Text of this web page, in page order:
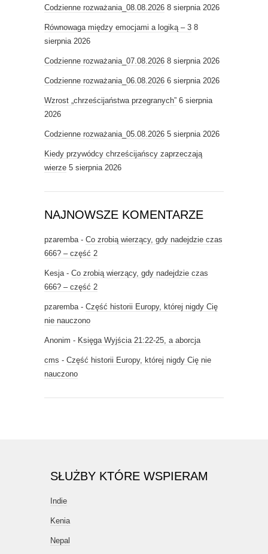
Codzienne rozważania_08.08.2026 8 sierpnia 2026
Równowaga między emocjami a logiką – 3 8
sierpnia 2026
Codzienne rozważania_07.08.2026 8 sierpnia 2026
Codzienne rozważania_06.08.2026 6 sierpnia 2026
Wzrost „chrześcijaństwa przegranych” 6 sierpnia
2026
Codzienne rozważania_05.08.2026 5 sierpnia 2026
Kiedy przywódcy chrześcijańscy zaprzeczają
wierze 5 sierpnia 2026
NAJNOWSZE KOMENTARZE
pzaremba - Co zrobią wierzący, gdy nadejdzie czas
666? – część 2
Kesja - Co zrobią wierzący, gdy nadejdzie czas
666? – część 2
pzaremba - Część historii Europy, której nigdy Cię
nie nauczono
Anonim - Księga Wyjścia 21:22-25, a aborcja
cms - Część historii Europy, której nigdy Cię nie
nauczono
SŁUŻBY KTÓRE WSPIERAM
Indie
Kenia
Nepal